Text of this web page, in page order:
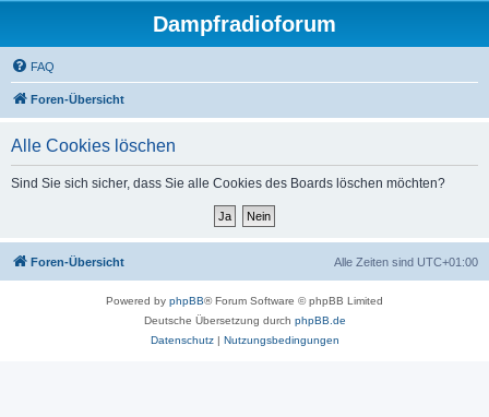
Dampfradioforum
FAQ
Foren-Übersicht
Alle Cookies löschen
Sind Sie sich sicher, dass Sie alle Cookies des Boards löschen möchten?
Foren-Übersicht Alle Zeiten sind UTC+01:00
Powered by phpBB® Forum Software © phpBB Limited
Deutsche Übersetzung durch phpBB.de
Datenschutz| Nutzungsbedingungen